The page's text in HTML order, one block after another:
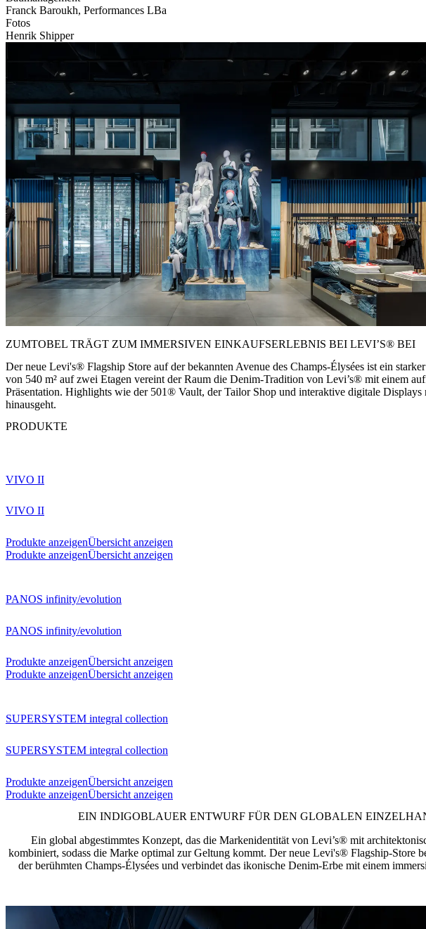
Franck Baroukh, Performances LBa
Fotos
Henrik Shipper
ZUMTOBEL TRÄGT ZUM IMMERSIVEN EINKAUFSERLEBNIS BEI LEVI’S® BEI
Der neue Levi's® Flagship Store auf der bekannten Avenue des Champs-Élysées ist ein
von 540 m² auf zwei Etagen vereint der Raum die Denim-Tradition von Levi’s® mit einem
Präsentation. Highlights wie der 501® Vault, der Tailor Shop und interaktive digitale
hinausgeht.
PRODUKTE
VIVO II
VIVO II
Produkte anzeigenÜbersicht anzeigen
Produkte anzeigenÜbersicht anzeigen
PANOS infinity/evolution
PANOS infinity/evolution
Produkte anzeigenÜbersicht anzeigen
Produkte anzeigenÜbersicht anzeigen
SUPERSYSTEM integral collection
SUPERSYSTEM integral collection
Produkte anzeigenÜbersicht anzeigen
Produkte anzeigenÜbersicht anzeigen
EIN INDIGOBLAUER ENTWURF FÜR DEN GLOBALEN
Ein global abgestimmtes Konzept, das die Markenidentität von Levi’s® mit
kombiniert, sodass die Marke optimal zur Geltung kommt. Der neue Levi's® Flagship-Store
der berühmten Champs-Élysées und verbindet das ikonische Denim-Erbe mit einem